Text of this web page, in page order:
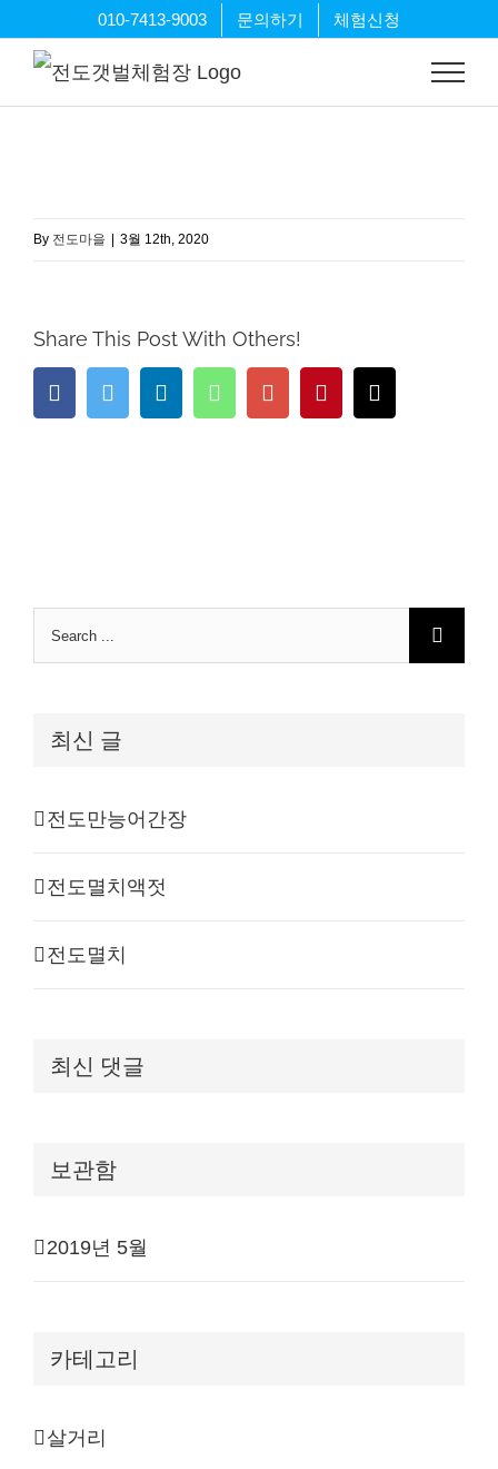
content
010-7413-9003 문의하기 체험신청
By 전도마을 3월 12th, 2020
Share This Post With Others!
Facebook
Twitter LinkedInWhatsapp
Google+Pinterest
Search
최신 글
전도만능어간장
전도멸치액젓
전도멸치
최신 댓글
보관함
2019년 5월
카테고리
살거리